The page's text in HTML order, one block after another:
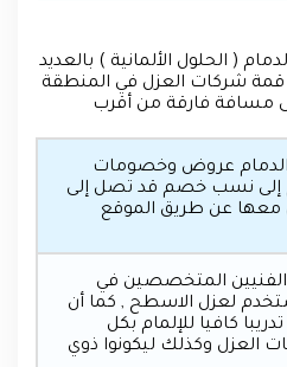
( الحلول الألمانية ) بالعديد
قمة شركات العزل في المنطقة
مسافة فارقة من أقرب
عروض وخصومات
إلى نسب خصم قد تصل إلى
معها عن طريق الموقع
المتخصصين في
لعزل الاسطح , كما أن
كافيا للإلمام بكل
العزل وكذلك ليكونوا ذوي